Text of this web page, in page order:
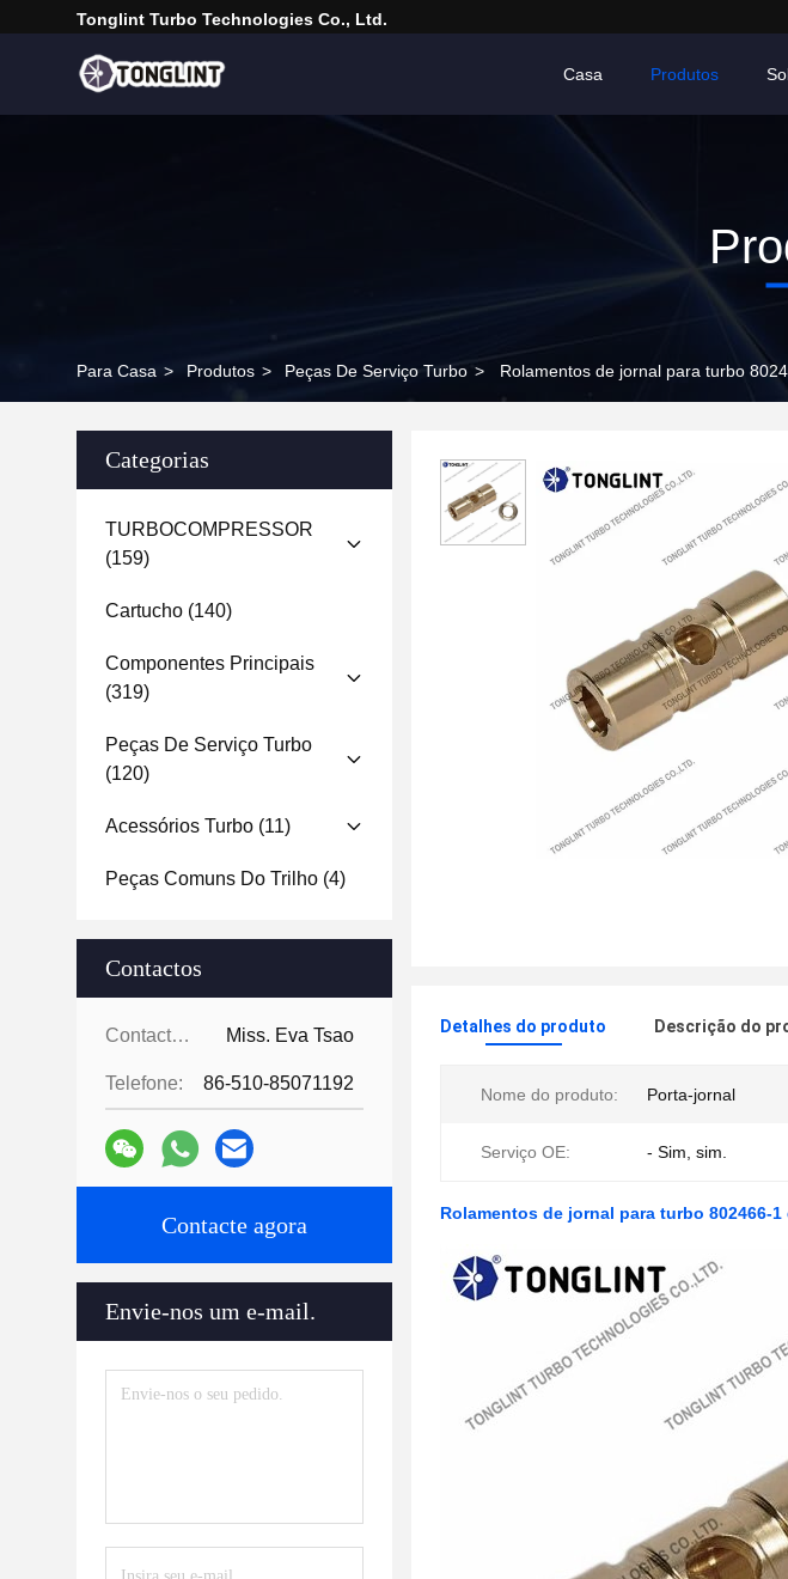
Tonglint Turbo Technologies Co., Ltd.
Casa Produtos
Para Casa > Produtos > Peças De Serviço Turbo > Rolamentos de jornal para turbo
Categorias
TURBOCOMPRESSOR
(159)
Cartucho (140)
Componentes Principais
(319)
Peças De Serviço Turbo
(120)
Acessórios Turbo (11)
Peças Comuns Do Trilho (4)
Contactos
Contactos: Miss. Eva Tsao
Telefone: 86-510-85071192
Contacte agora
Envie-nos um e-mail.
Detalhes do produto Descrição do
Nome do produto: Porta-jornal
Serviço OE: - Sim, sim.
Rolamentos de jornal para turbo 802466-